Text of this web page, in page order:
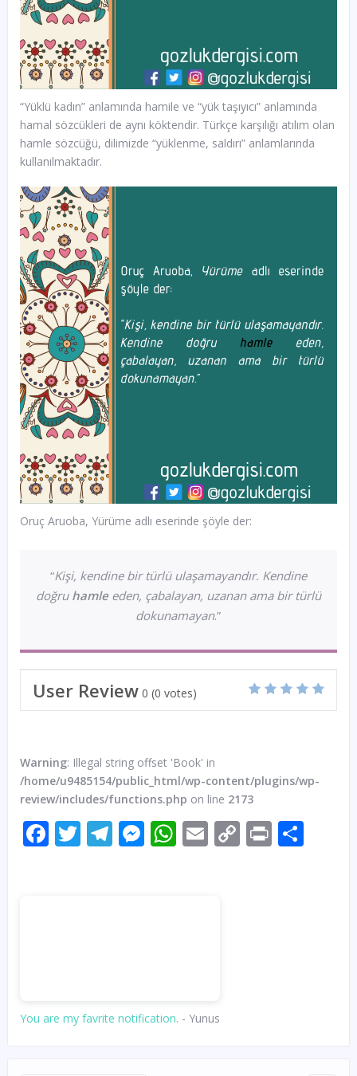
“Yüklü kadın” anlamında hamile ve “yük taşıyıcı” anlamında
hamal sözcükleri de aynı köktendir. Türkçe karşılığı atılım olan
hamle sözcüğü, dilimizde “yüklenme, saldırı” anlamlarında
kullanılmaktadır.
Oruç Aruoba, Yürüme adlı eserinde şöyle der:
“Kişi, kendine bir türlü ulaşamayandır. Kendine
doğru hamleeden, çabalayan, uzanan ama bir türlü
dokunamayan.”
User Review 0 (0 votes)
Warning: Illegal string offset 'Book' in
/home/u9485154/public_html/wp-content/plugins/wp-
review/includes/functions.php on line 2173
Facebook
Twitter
Telegram
Messenger
WhatsApp
Email
Copy
Print
You are my favrite notification. - Yunus